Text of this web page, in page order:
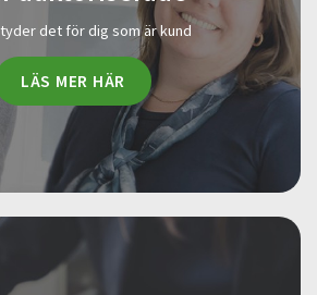
det för dig som är kund
LÄS MER HÄR